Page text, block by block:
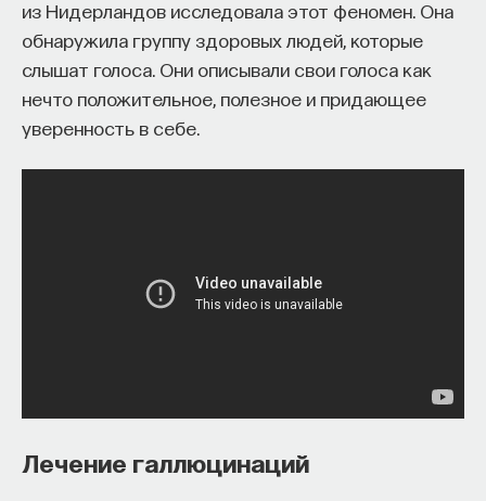
из Нидерландов исследовала этот феномен. Она
обнаружила группу здоровых людей, которые
слышат голоса. Они описывали свои голоса как
нечто положительное, полезное и придающее
уверенность в себе.
Лечение галлюцинаций
редактор ПостНауки
220 публикаций
АКАДЕМИЧЕСКАЯ СРЕДА ОБУЧЕНИЕ
ПАРТНЁР ПРОЕКТА